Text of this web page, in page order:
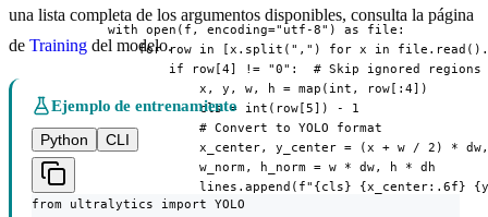
          with open(f, encoding="utf-8") as file:
for row in [x.split(",") for x in
                  if row[4] != "0":  # Skip ignored regions
                      x, y, w, h = map(int, row[:4])
                      cls = int(row[5]) - 1
                      # Convert to YOLO format
x_center, y_center = (x + w / 2) *
                      w_norm, h_norm = w * dw, h * dh
lines.append(f"{cls} {x_center:.6f}
una lista completa de los argumentos disponibles, consulta la página
de Training del modelo.
Ejemplo de entrenamiento
Python
CLI
from ultralytics import YOLO